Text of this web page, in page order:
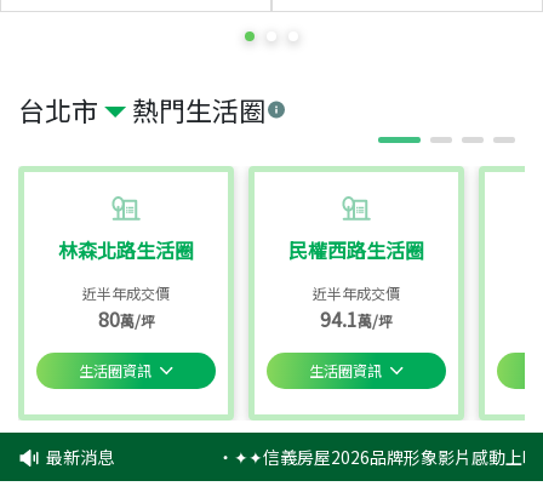
台北市 熱門生活圈
林森北路生活圈
近半年成交價
80萬/坪
生活圈資訊
民權西路生活圈
近半年成交價
94.1萬/坪
生活圈資訊
最新消息 ‧✦✦信義房屋2026品牌形象影片感動上